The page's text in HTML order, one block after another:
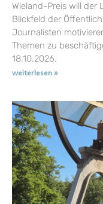
Wieland-Preis will der
Blickfeld der
Journalisten
Themen zu
18.10.2026.
weiterlesen »